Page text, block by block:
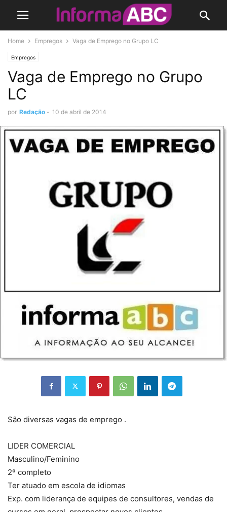
Home Empregos Vaga de Emprego no Grupo LC
Empregos
Vaga de Emprego no Grupo
LC
por Redação - 10 de abril de 2014
São diversas vagas de emprego .
LIDER COMERCIAL
Masculino/Feminino
2º completo
Ter atuado em escola de idiomas
Exp. com liderança de equipes de consultores, vendas de